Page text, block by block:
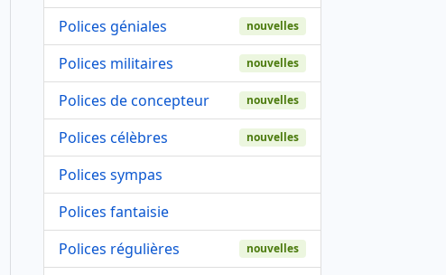
Polices géniales
nouvelles
Polices militaires nouvelles
Polices de concepteur nouvelles
Polices célèbres nouvelles
Polices sympas
Polices fantaisie
Polices régulières
nouvelles